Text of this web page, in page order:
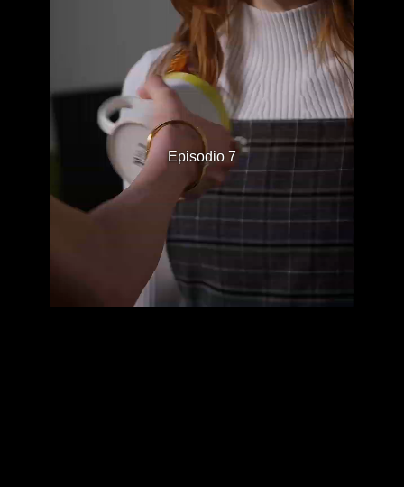
Episodio 7